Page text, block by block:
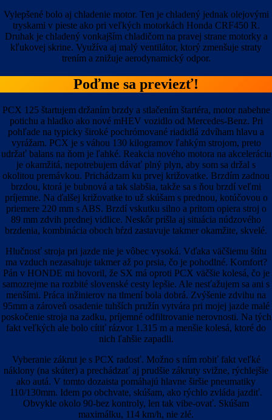
Vylepšené bolo aj chladenie motor. Ten je chladený jednak olejovými
tryskami v pieste ako pri veľkých motorkách Honda CRF450 R.
Druhak je chladený vonkajším chladičom na pravej strane motorky a
kľukovej skrine. Využíva aj malý ventilátor, ktorý zmenšuje straty
trením a znižuje aerodynamický odpor.
Poďme sa previezť!
PCX 125 štartujem držaním brzdy a stlačením štartéra, motor nabehne
potichu a hladko ako nové mHEV vozidlo od Mercedes-Benz. Pri
pohľade na typicky široké pochrómované riadidlá zdvíham hlavu a
vyrážam. PCX je s váhou 130 kilogramov ľahkým strojom, preto
udržať balans na ňom je ľahké. Reakcia nového motora na akceleráciu
je okamžitá, nepotrebujem dávať plný plyn, aby som sa držal s
okolitou premávkou. Prichádzam ku prvej križovatke. Brzdím zadnou
brzdou, ktorá je bubnová a tak slabšia, takže sa s ňou brzdí veľmi
príjemne. Na ďalšej križovatke to už skúšam s prednou, kotúčovou o
priemere 220 mm s ABS. Brzdí vskutku silno a pritom opiera stroj o
89 mm zdvih prednej vidlice. Neskôr prišla aj situácia núdzového
brzdenia, kombinácia oboch bŕzd zastavuje takmer okamžite, skvelé.
Hlučnosť stroja pri jazde nie je vôbec vysoká. Vďaka väčšiemu štítu
ma vzduch nezasahuje takmer až po prsia, čo je pohodlné. Komfort?
Pán v HONDE mi hovoril, že SX má oproti PCX väčšie kolesá, čo je
samozrejme na rozbité slovenské cesty lepšie. Ale nesťažujem sa ani s
menšími. Práca inžinierov na tlmení bola dobrá. Zvýšenie zdvihu na
95mm a zároveň osadenie tuhších pružín vytvára pri mojej jazde malé
poskočenie stroja na zadku, príjemné odfiltrovanie nerovnosti. Na tých
fakt veľkých ale bolo cítiť rázvor 1.315 m a menšie kolesá, ktoré do
nich ľahšie zapadli.
Vyberanie zákrut je s PCX radosť. Možno s ním robiť fakt veľké
náklony (na skúter) a prechádzať aj prudšie zákruty svižne, rýchlejšie
ako autá. V tomto dozaista pomáhajú hlavne širšie pneumatiky
110/130mm. Idem po obchvate, skúšam, ako rýchlo zvláda jazdiť.
Obvykle okolo 90-bez kontroly, len tak vibe-ovať. Skúšam
maximálku, 114 km/h, nie zlé.